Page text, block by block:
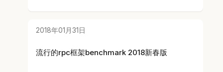
2018年01月31日
流行的rpc框架benchmark 2018新春版